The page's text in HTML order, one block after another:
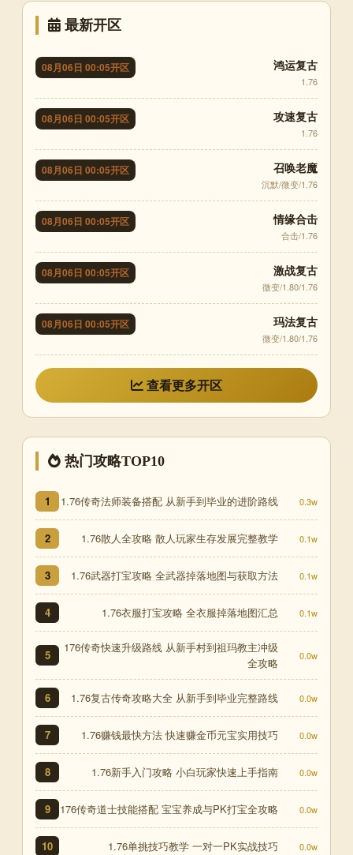
最新开区
08月06日 00:05开区 鸿运复古
1.76
08月06日 00:05开区 攻速复古
1.76
08月06日 00:05开区 召唤老魔
沉默/微变/1.76
08月06日 00:05开区 情缘合击
合击/1.76
08月06日 00:05开区 激战复古
微变/1.80/1.76
08月06日 00:05开区 玛法复古
微变/1.80/1.76
查看更多开区
热门攻略TOP10
1 1.76传奇法师装备搭配 从新手到毕业的进阶路线 0.3w
2 1.76散人全攻略 散人玩家生存发展完整教学 0.1w
3 1.76武器打宝攻略 全武器掉落地图与获取方法 0.1w
4 1.76衣服打宝攻略 全衣服掉落地图汇总 0.1w
5
176传奇快速升级路线 从新手村到祖玛教主冲级
全攻略
0.0w
6 1.76复古传奇攻略大全 从新手到毕业完整路线 0.0w
7 1.76赚钱最快方法 快速赚金币元宝实用技巧 0.0w
8 1.76新手入门攻略 小白玩家快速上手指南 0.0w
9 176传奇道士技能搭配 宝宝养成与PK打宝全攻略 0.0w
10 1.76单挑技巧教学 一对一PK实战技巧 0.0w